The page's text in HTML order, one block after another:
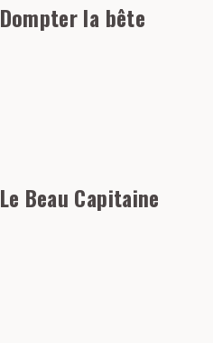
Dompter la bête
Le Beau Capitaine